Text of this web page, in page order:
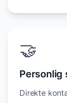
🤝
Personlig
Direkte